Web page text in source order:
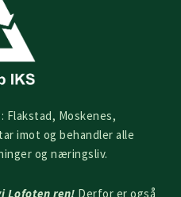
Flakstad, Moskenes,
imot og behandler alle
og næringsliv.
Lofoten ren! Derfor er også